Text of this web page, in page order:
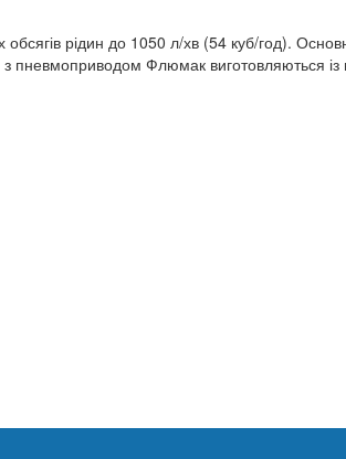
рідин до 1050 л/хв (54 куб/год).
пневмоприводом Флюмак виготовляються